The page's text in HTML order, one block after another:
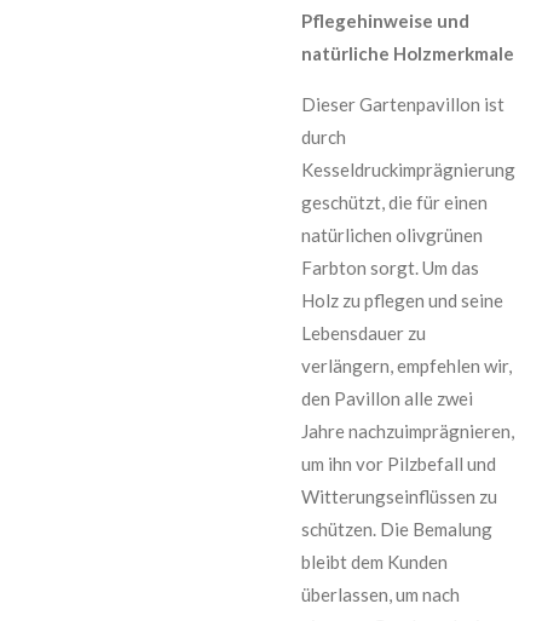
Pflegehinweise und
natürliche Holzmerkmale
Dieser Gartenpavillon ist
durch
Kesseldruckimprägnierung
geschützt, die für einen
natürlichen olivgrünen
Farbton sorgt. Um das
Holz zu pflegen und seine
Lebensdauer zu
verlängern, empfehlen wir,
den Pavillon alle zwei
Jahre nachzuimprägnieren,
um ihn vor Pilzbefall und
Witterungseinflüssen zu
schützen. Die Bemalung
bleibt dem Kunden
überlassen, um nach